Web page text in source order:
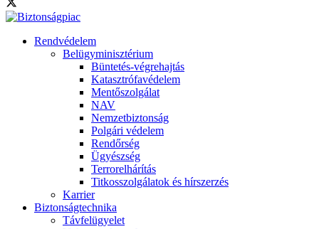
Rendvédelem
Belügyminisztérium
Büntetés-végrehajtás
Katasztrófavédelem
Mentőszolgálat
NAV
Nemzetbiztonság
Polgári védelem
Rendőrség
Ügyészség
Terrorelhárítás
Titkosszolgálatok és hírszerzés
Karrier
Biztonságtechnika
Távfelügyelet